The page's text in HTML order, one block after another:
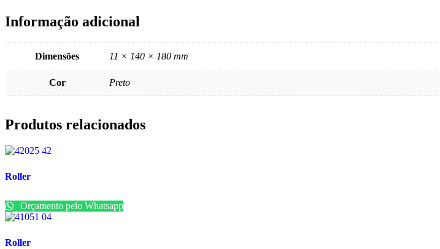
Informação adicional
Dimensões 11 × 140 × 180 mm
Cor Preto
Produtos relacionados
Roller
Orçamento pelo Whatsapp
Roller